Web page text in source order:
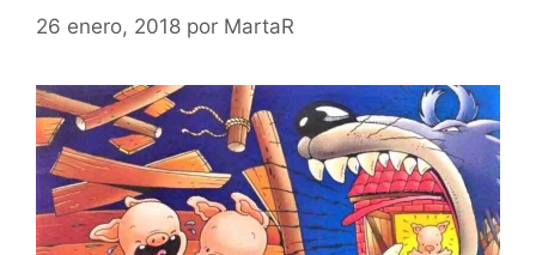
26 enero, 2018 por MartaR